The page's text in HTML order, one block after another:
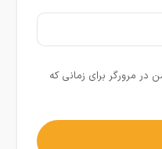
در مرورگر برای زمانی که